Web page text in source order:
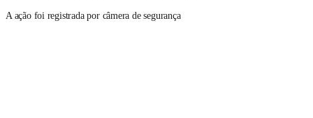
A ação foi registrada por câmera de segurança